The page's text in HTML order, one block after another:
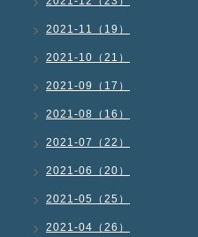
2021-11（19）
2021-10（21）
2021-09（17）
2021-08（16）
2021-07（22）
2021-06（20）
2021-05（25）
2021-04（26）